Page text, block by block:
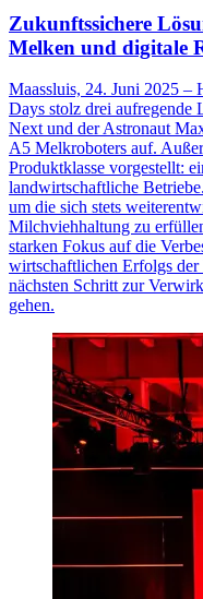
Zukunftssichere
Melken und digitale
Maassluis, 24. Juni 2025 –
Days stolz drei aufregende
Next und der Astronaut
A5 Melkroboters auf.
Produktklasse vorgestellt:
landwirtschaftliche
um die sich stets
Milchviehhaltung zu
starken Fokus auf die
wirtschaftlichen Erfolgs
nächsten Schritt zur
gehen.